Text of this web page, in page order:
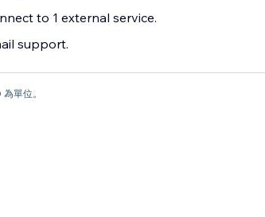
to 1 external service.
support.
單位。